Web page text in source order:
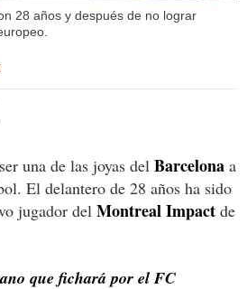
28 años y después de no lograr
una de las joyas del Barcelona a
El delantero de 28 años ha sido
jugador del Montreal Impact de
que fichará por el FC